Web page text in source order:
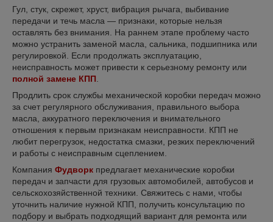
Гул, стук, скрежет, хруст, вибрация рычага, выбивание
передачи и течь масла — признаки, которые нельзя
оставлять без внимания. На раннем этапе проблему часто
можно устранить заменой масла, сальника, подшипника или
регулировкой. Если продолжать эксплуатацию,
неисправность может привести к серьезному ремонту или
полной замене КПП
Продлить срок службы механической коробки передач можно
за счет регулярного обслуживания, правильного выбора
масла, аккуратного переключения и внимательного
отношения к первым признакам неисправности. КПП не
любит перегрузок, недостатка смазки, резких переключений
и работы с неисправным сцеплением.
Компания Фудворк предлагает механические коробки
передач и запчасти для грузовых автомобилей, автобусов и
сельскохозяйственной техники. Свяжитесь с нами, чтобы
уточнить наличие нужной КПП, получить консультацию по
подбору и выбрать подходящий вариант для ремонта или